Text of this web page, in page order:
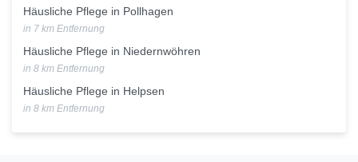
Häusliche Pflege in Pollhagen
in 7 km Entfernung
Häusliche Pflege in Niedernwöhren
in 8 km Entfernung
Häusliche Pflege in Helpsen
in 8 km Entfernung